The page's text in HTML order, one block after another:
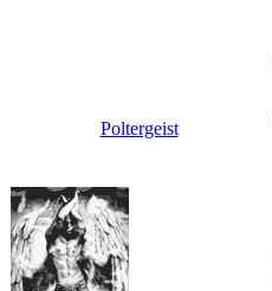
Poltergeist